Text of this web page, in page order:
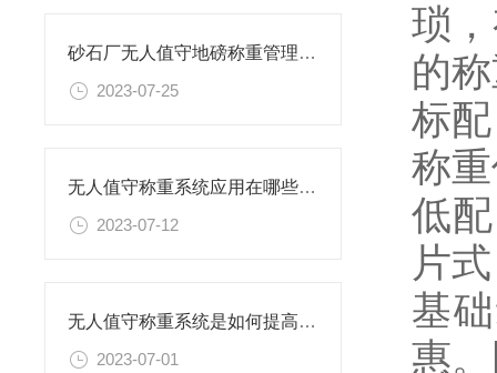
砂石厂无人值守地磅称重管理系统解读
2023-07-25
无人值守称重系统应用在哪些企业
2023-07-12
无人值守称重系统是如何提高过磅工作效率的
2023-07-01
琐
的
标
称
低
片式
基
惠